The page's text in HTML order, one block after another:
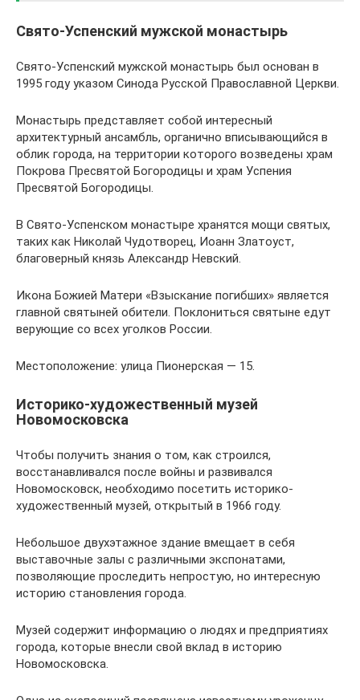
Свято-Успенский мужской монастырь
Свято-Успенский мужской монастырь был основан в
1995 году указом Синода Русской Православной Церкви.
Монастырь представляет собой интересный
архитектурный ансамбль, органично вписывающийся в
облик города, на территории которого возведены храм
Покрова Пресвятой Богородицы и храм Успения
Пресвятой Богородицы.
В Свято-Успенском монастыре хранятся мощи святых,
таких как Николай Чудотворец, Иоанн Златоуст,
благоверный князь Александр Невский.
Икона Божией Матери «Взыскание погибших» является
главной святыней обители. Поклониться святыне едут
верующие со всех уголков России.
Местоположение: улица Пионерская — 15.
Историко-художественный музей
Новомосковска
Чтобы получить знания о том, как строился,
восстанавливался после войны и развивался
Новомосковск, необходимо посетить историко-
художественный музей, открытый в 1966 году.
Небольшое двухэтажное здание вмещает в себя
выставочные залы с различными экспонатами,
позволяющие проследить непростую, но интересную
историю становления города.
Музей содержит информацию о людях и предприятиях
города, которые внесли свой вклад в историю
Новомосковска.